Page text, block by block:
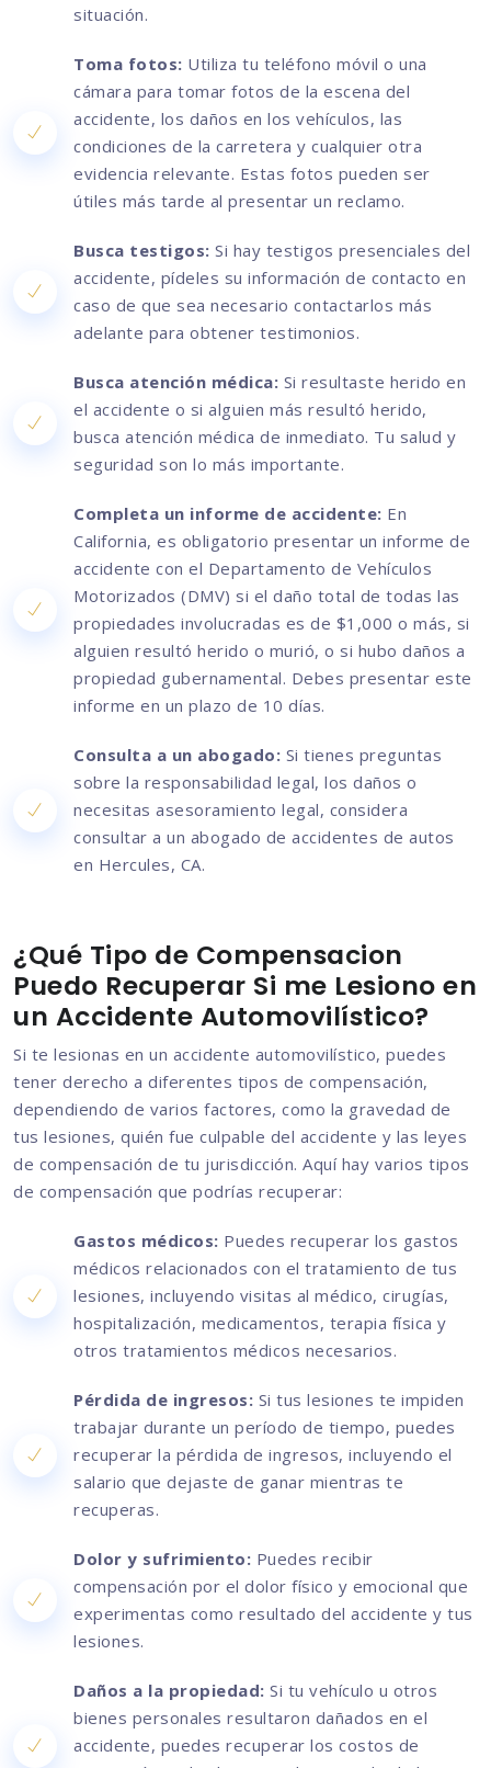
situación.
Toma fotos: Utiliza tu teléfono móvil o una
cámara para tomar fotos de la escena del
accidente, los daños en los vehículos, las
condiciones de la carretera y cualquier otra
evidencia relevante. Estas fotos pueden ser
útiles más tarde al presentar un reclamo.
Busca testigos: Si hay testigos presenciales del
accidente, pídeles su información de contacto en
caso de que sea necesario contactarlos más
adelante para obtener testimonios.
Busca atención médica: Si resultaste herido en
el accidente o si alguien más resultó herido,
busca atención médica de inmediato. Tu salud y
seguridad son lo más importante.
Completa un informe de accidente: En
California, es obligatorio presentar un informe de
accidente con el Departamento de Vehículos
Motorizados (DMV) si el daño total de todas las
propiedades involucradas es de $1,000 o más, si
alguien resultó herido o murió, o si hubo daños a
propiedad gubernamental. Debes presentar este
informe en un plazo de 10 días.
Consulta a un abogado: Si tienes preguntas
sobre la responsabilidad legal, los daños o
necesitas asesoramiento legal, considera
consultar a un abogado de accidentes de autos
en Hercules, CA.
¿Qué Tipo de Compensacion
Puedo Recuperar Si me Lesiono en
un Accidente Automovilístico?
Si te lesionas en un accidente automovilístico, puedes
tener derecho a diferentes tipos de compensación,
dependiendo de varios factores, como la gravedad de
tus lesiones, quién fue culpable del accidente y las leyes
de compensación de tu jurisdicción. Aquí hay varios tipos
de compensación que podrías recuperar:
Gastos médicos: Puedes recuperar los gastos
médicos relacionados con el tratamiento de tus
lesiones, incluyendo visitas al médico, cirugías,
hospitalización, medicamentos, terapia física y
otros tratamientos médicos necesarios.
Pérdida de ingresos: Si tus lesiones te impiden
trabajar durante un período de tiempo, puedes
recuperar la pérdida de ingresos, incluyendo el
salario que dejaste de ganar mientras te
recuperas.
Dolor y sufrimiento: Puedes recibir
compensación por el dolor físico y emocional que
experimentas como resultado del accidente y tus
lesiones.
Daños a la propiedad: Si tu vehículo u otros
bienes personales resultaron dañados en el
accidente, puedes recuperar los costos de